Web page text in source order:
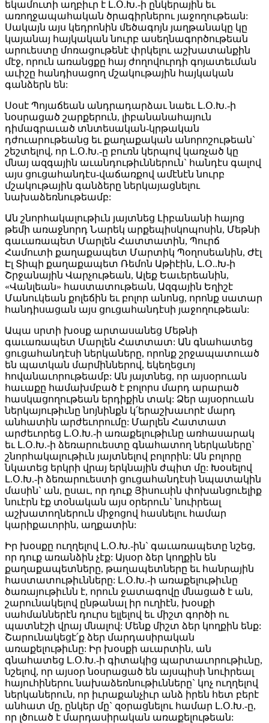
եկամուտի աղբիւր է Լ.Օ.Խ.-ի ընկերային եւ
առողջապահական ծրագիրներու յաջողութեան:
Սակայն այս կեդրոնին մեծագոյն յաղթանակը կը
կայանայ հայկական նուրբ ասեղնագործութեան
արուեստը մոռացութենէ փրկելու աշխատանքին
մէջ, որուն առանցքը հայ ժողովուրդի գոյատեւման
աւիշը հանդիսացող մշակութային հայկական
գանձերն են:
Սօսէ Պոյաճեան անդրադարձաւ նաեւ Լ.Օ.Խ.-ի
նօսրացած շարքերուն, լիբանանահայուն
դիմագրաւած տնտեսական-կրթական
դժուարութեանց եւ քաղաքական անորոշութեան`
շեշտելով, որ Լ.Օ.Խ.-ը բուռն կերպով կառչած կը
մնայ ազգային աւանդութիւններուն` հանդէս գալով
այս ցուցահանդէս-վաճառքով ամէնէն նուրբ
մշակութային գանձերը ներկայացնելու
նախաձեռնութեամբ:
Ան շնորհակալութիւն յայտնեց Լիբանանի հայոց
թեմի առաջնորդ Նարեկ արքեպիսկոպոսին, Մեթնի
գաւառապետ Մարլեն Հատտատին, Պուրճ
Համուտի քաղաքապետ Մարտիկ Պօղոսեանին, Ժէլ
Էլ Տիպի քաղաքապետ Ռեմոն Աթիէին, Լ.Օ..Խ-ի
Շրջանային Վարչութեան, Ալեք Եաւերեանին,
«Վանլեան» հաստատութեան, Ազգային Եղիշէ
Մանուկեան քոլեճին եւ բոլոր անոնց, որոնք սատար
հանդիսացան այս ցուցահանդէսի յաջողութեան:
Ապա սրտի խօսք արտասանեց Մեթնի
գաւառապետ Մարլեն Հատտատ: Ան գնահատեց
ցուցահանդէսի ներկաները, որոնք շրջապատուած
են պատկան մարմիններով, եկեղեցւոյ
հովանաւորութեամբ: Ան յայտնեց, որ այսօրուան
հաւաքը համախմբած է բոլորս մարդ արարած
հասկացողութեան երդիքին տակ: Ձեր այսօրուան
ներկայութիւնը նոյնինքն կ՛երաշխաւորէ մարդ
անհատին արժեւորումը: Մարլեն Հատտատ
արժեւորեց Լ.Օ.Խ.-ի առաքելութիւնը առհասարակ
եւ Լ.Օ.Խ.-ի ձեռարուեստը գնահատող ներկաները`
շնորհակալութիւն յայտնելով բոլորին: Ան բոլորը
նկատեց երկրի վրայ երկնային ժպիտ մը: Խօսելով
Լ.Օ.Խ.-ի ձեռարուեստի ցուցահանդէսի նպատակին
մասին` ան, ըսաւ, որ դուք Յիսուսին փոխանցուելիք
նուէրն էք տօնական այս օրերուն` նուիրեալ
աշխատողներուն միջոցով հասնելու համար
կարիքաւորին, աղքատին:
Իր խօսքը ուղղելով Լ.Օ.Խ.-ին` գաւառապետը նշեց,
որ դուք առանձին չէք: Այսօր ձեր կողքին են
քաղաքապետները, թաղապետները եւ հանրային
հաստատութիւնները: Լ.Օ.Խ.-ի առաքելութիւնը
ծառայութիւնն է, որուն ջատագովը մնացած է ան,
շարունակելով ընթանալ իր ուղիէն, խօսքի
սահմաններէն դուրս ելլելով եւ միշտ գործի ու
պատնէշի վրայ մնալով: Մենք միշտ ձեր կողքին ենք:
Շարունակեցէ՛ք ձեր մարդասիրական
առաքելութիւնը: Իր խօսքի աւարտին, ան
գնահատեց Լ.Օ.Խ.-ի գիտակից պարտաւորութիւնը,
նշելով, որ այսօր նօսրացած են այսպիսի նուիրեալ
հայուհիներու նախաձեռնութիւնները` կոչ ուղղելով
ներկաներուն, որ իւրաքանչիւր անձ իրեն հետ բերէ
անհատ մը, ընկեր մը` զօրացնելու համար Լ.Օ.Խ.-ը,
որ լծուած է մարդասիրական առաքելութեան: